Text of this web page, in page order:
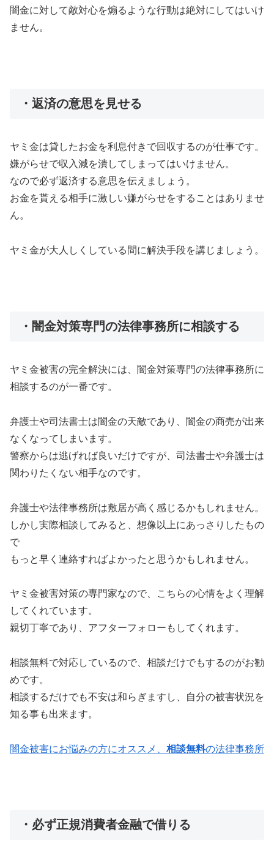
闇金に対して敵対心を煽るような行動は絶対にしてはいけ
ません。
・返済の意思を見せる
ヤミ金は貸したお金を利息付きで回収するのが仕事です。
嫌がらせで収入減を潰してしまってはいけません。
なので必ず返済する意思を伝えましょう。
お金を貰える相手に激しい嫌がらせをすることはありませ
ん。
ヤミ金が大人しくしている間に解決手段を講じましょう。
・闇金対策専門の法律事務所に相談する
ヤミ金被害の完全解決には、闇金対策専門の法律事務所に
相談するのが一番です。
弁護士や司法書士は闇金の天敵であり、闇金の商売が出来
なくなってしまいます。
警察からは逃げれば良いだけですが、司法書士や弁護士は
関わりたくない相手なのです。
弁護士や法律事務所は敷居が高く感じるかもしれません。
しかし実際相談してみると、想像以上にあっさりしたもの
で
もっと早く連絡すればよかったと思うかもしれません。
ヤミ金被害対策の専門家なので、こちらの心情をよく理解
してくれています。
親切丁寧であり、アフターフォローもしてくれます。
相談無料で対応しているので、相談だけでもするのがお勧
めです。
相談するだけでも不安は和らぎますし、自分の被害状況を
知る事も出来ます。
闇金被害にお悩みの方にオススメ、 相談無料の法律事務所
・必ず正規消費者金融で借りる